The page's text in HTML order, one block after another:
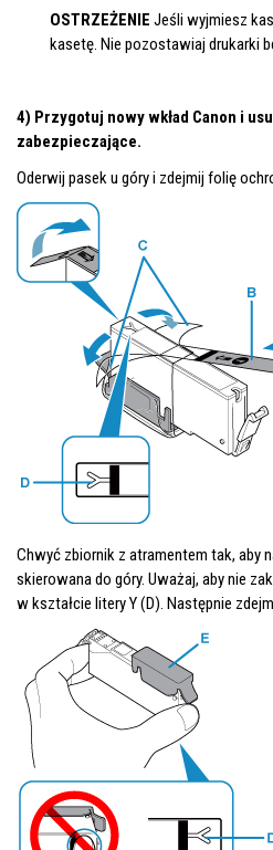
OSTRZEŻENIE Jeśli wyjmiesz
kasetę. Nie pozostawiaj drukarki
4) Przygotuj nowy wkład Canon i
zabezpieczające.
Oderwij pasek u góry i zdejmij folię
Chwyć zbiornik z atramentem tak, aby
skierowana do góry. Uważaj, aby nie
w kształcie litery Y (D). Następnie